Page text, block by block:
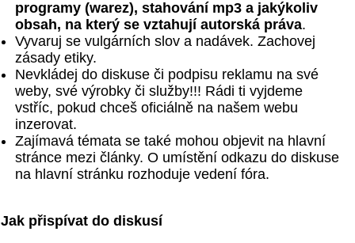
programy (warez), stahování mp3 a jakýkoliv
obsah, na který se vztahují autorská práva.
Vyvaruj se vulgárních slov a nadávek. Zachovej
zásady etiky.
Nevkládej do diskuse či podpisu reklamu na své
weby, své výrobky či služby!!! Rádi ti vyjdeme
vstříc, pokud chceš oficiálně na našem webu
inzerovat.
Zajímavá témata se také mohou objevit na hlavní
stránce mezi články. O umístění odkazu do diskuse
na hlavní stránku rozhoduje vedení fóra.
Jak přispívat do diskusí